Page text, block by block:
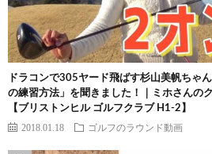
ドラコンで305ヤード飛ばす杉山美帆ちゃ
の練習方法」を聞きました！｜ミホさんの
【ブリストンヒル ゴルフクラブ H1-2】
2018.01.18 ゴルフのラウンド動画